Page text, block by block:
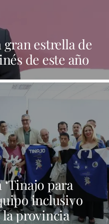
gran estrella de
de este año
para
inclusivo
la provincia